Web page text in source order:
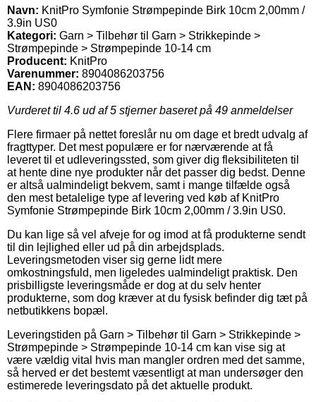
Navn: KnitPro Symfonie Strømpepinde Birk 10cm 2,00mm /
3.9in US0
Kategori: Garn > Tilbehør til Garn > Strikkepinde >
Strømpepinde > Strømpepinde 10-14 cm
Producent: KnitPro
Varenummer: 8904086203756
EAN: 8904086203756
Vurderet til 4.6 ud af 5 stjerner baseret på 49 anmeldelser
Flere firmaer på nettet foreslår nu om dage et bredt udvalg af
fragttyper. Det mest populære er for nærværende at få
leveret til et udleveringssted, som giver dig fleksibiliteten til
at hente dine nye produkter når det passer dig bedst. Denne
er altså ualmindeligt bekvem, samt i mange tilfælde også
den mest betalelige type af levering ved køb af KnitPro
Symfonie Strømpepinde Birk 10cm 2,00mm / 3.9in US0.
Du kan lige så vel afveje for og imod at få produkterne sendt
til din lejlighed eller ud på din arbejdsplads.
Leveringsmetoden viser sig gerne lidt mere
omkostningsfuld, men ligeledes ualmindeligt praktisk. Den
prisbilligste leveringsmåde er dog at du selv henter
produkterne, som dog kræver at du fysisk befinder dig tæt på
netbutikkens bopæl.
Leveringstiden på Garn > Tilbehør til Garn > Strikkepinde >
Strømpepinde > Strømpepinde 10-14 cm kan vise sig at
være vældig vital hvis man mangler ordren med det samme,
så herved er det bestemt væsentligt at man undersøger den
estimerede leveringsdato på det aktuelle produkt.